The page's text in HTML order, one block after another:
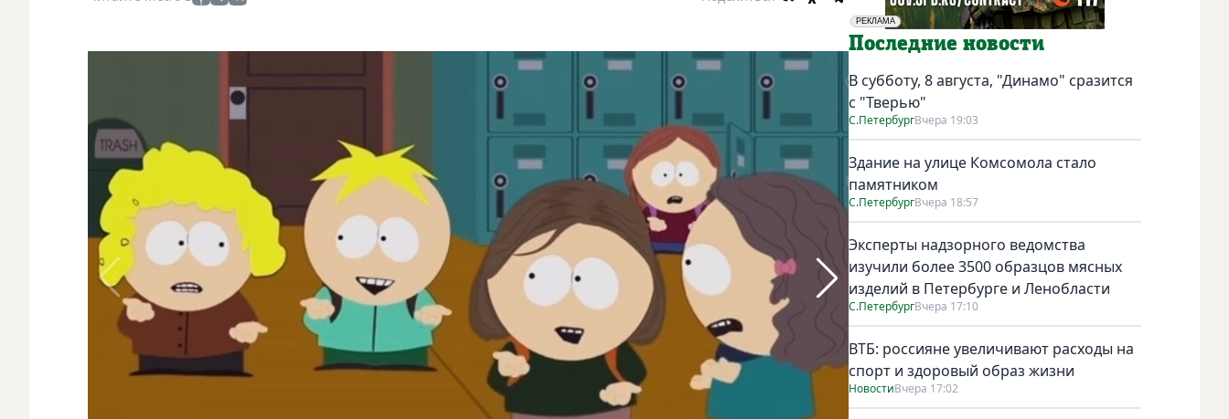
РЕКЛАМА
Социальная реклама
Последние новости
В субботу, 8 августа, "Динамо" сразится
с "Тверью"
С.ПетербургВчера 19:03
Здание на улице Комсомола стало
памятником
С.ПетербургВчера 18:57
Эксперты надзорного ведомства
изучили более 3500 образцов мясных
изделий в Петербурге и Ленобласти
С.ПетербургВчера 17:10
ВТБ: россияне увеличивают расходы на
спорт и здоровый образ жизни
НовостиВчера 17:02